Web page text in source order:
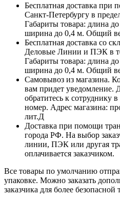
Бесплатная доставка при
Санкт-Петербургу в
Габариты товара: длина
ширина до 0,4 м. Общий
Бесплатная доставка со
Деловые Линии и ПЭК в
Габариты товара: длина
ширина до 0,4 м. Общий
Самовывоз из магазина.
вам придет уведомление.
обратитесь к сотруднику
номер. Адрес магазина:
лит.Д
Доставка при помощи
города РФ. На выбор
линии, ПЭК или другая
оплачивается заказчиком.
Все товары по умолчанию
упаковке. Можно заказать
заказчика для более безопасной